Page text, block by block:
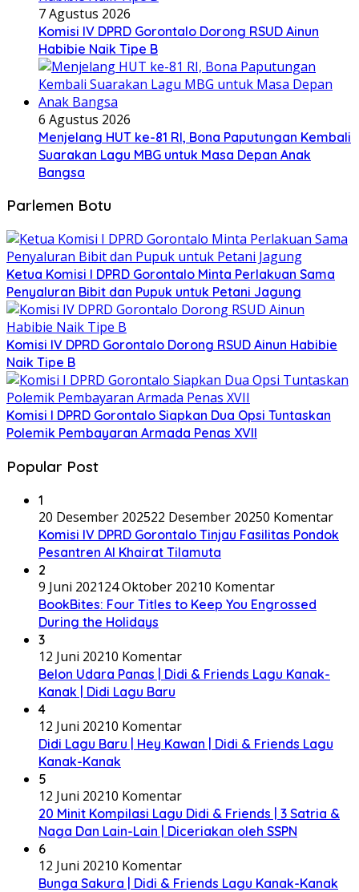
7 Agustus 2026
Komisi IV DPRD Gorontalo Dorong RSUD Ainun
Habibie Naik Tipe B
6 Agustus 2026
Menjelang HUT ke-81 RI, Bona Paputungan Kembali
Suarakan Lagu MBG untuk Masa Depan Anak
Bangsa
Parlemen Botu
Ketua Komisi I DPRD Gorontalo Minta Perlakuan Sama
Penyaluran Bibit dan Pupuk untuk Petani Jagung
Komisi IV DPRD Gorontalo Dorong RSUD Ainun Habibie
Naik Tipe B
Komisi I DPRD Gorontalo Siapkan Dua Opsi Tuntaskan
Polemik Pembayaran Armada Penas XVII
Popular Post
1
20 Desember 202522 Desember 20250 Komentar
Komisi IV DPRD Gorontalo Tinjau Fasilitas Pondok
Pesantren Al Khairat Tilamuta
2
9 Juni 202124 Oktober 20210 Komentar
BookBites: Four Titles to Keep You Engrossed
During the Holidays
3
12 Juni 20210 Komentar
Belon Udara Panas | Didi & Friends Lagu Kanak-
Kanak | Didi Lagu Baru
4
12 Juni 20210 Komentar
Didi Lagu Baru | Hey Kawan | Didi & Friends Lagu
Kanak-Kanak
5
12 Juni 20210 Komentar
20 Minit Kompilasi Lagu Didi & Friends | 3 Satria &
Naga Dan Lain-Lain | Diceriakan oleh SSPN
6
12 Juni 20210 Komentar
Bunga Sakura | Didi & Friends Lagu Kanak-Kanak